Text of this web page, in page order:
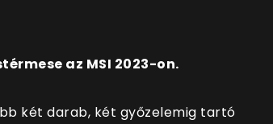
az MSI 2023-on.
két darab, két győzelemig tartó